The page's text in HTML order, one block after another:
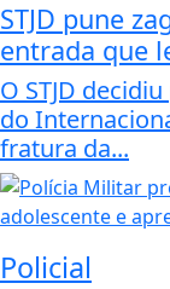
STJD pune
entrada que
O STJD
do
fratura da...
Policial